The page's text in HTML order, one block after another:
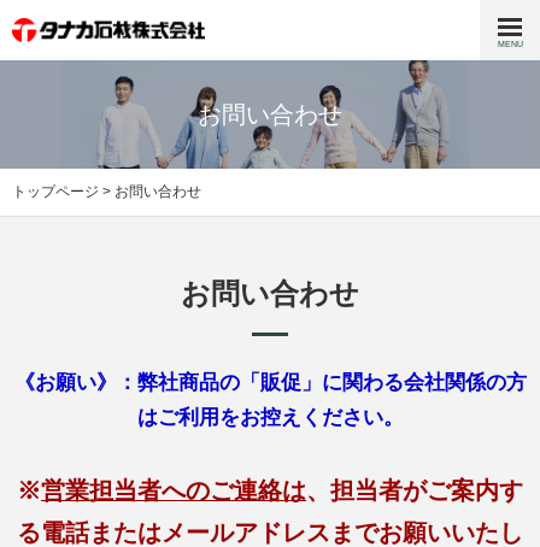
MENU
私たちについて
私たちについて
タナカ石材の強み
タナカ石材の強み
石のスペシャリスト集団
お問い合わせ
トップページ > お問い合わせ
お問い合わせ
《お願い》：弊社商品の「販促」に関わる会社関係の方
はご利用をお控えください。
※営業担当者へのご連絡は、担当者がご案内す
る電話またはメールアドレスまでお願いいたし